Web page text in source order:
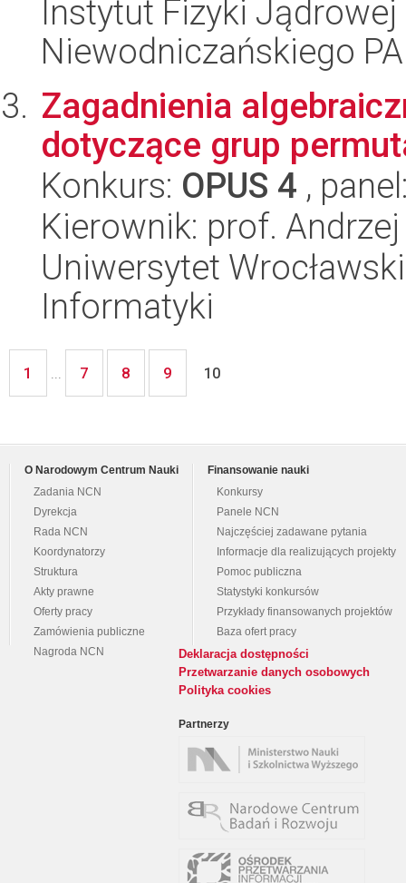
Instytut Fizyki
Niewodniczańskiego
Zagadnienia
dotyczące grup
Konkurs: OPUS 4 ,
Kierownik: prof.
Uniwersytet
Informatyki
1 ... 7 8 9 10
O Narodowym Centrum Nauki
Zadania NCN
Dyrekcja
Rada NCN
Koordynatorzy
Struktura
Akty prawne
Oferty pracy
Zamówienia publiczne
Nagroda NCN
Finansowanie nauki
Konkursy
Panele NCN
Najczęściej zadawane pytania
Informacje dla realizujących projekty
Pomoc publiczna
Statystyki konkursów
Przykłady finansowanych projektów
Baza ofert pracy
Deklaracja dostępności
Przetwarzanie danych osobowych
Polityka cookies
Partnerzy